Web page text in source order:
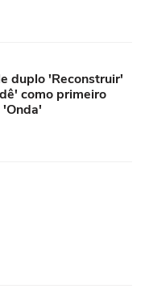
duplo 'Reconstruir'
como primeiro